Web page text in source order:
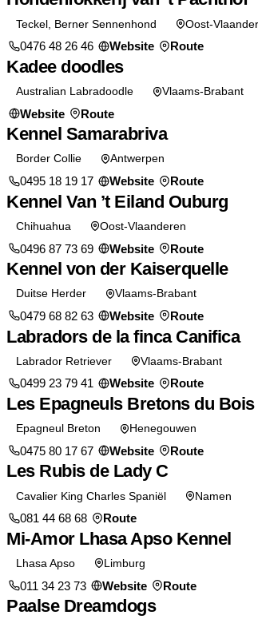
Teckel, Berner Sennenhond Oost-
0476 48 26 46 Website Route
Erkend
Puppy's beschikbaar
Kadee doodles
Australian Labradoodle Vlaams-Brabant
Website Route
Kennel Samarabriva
Border Collie Antwerpen
0495 18 19 17 Website Route
Kennel Van ’t Eiland Ouburg
Chihuahua Oost-Vlaanderen
0496 87 73 69 Website Route
Kennel von der Kaiserquelle
Duitse Herder Vlaams-Brabant
0479 68 82 63 Website Route
Labradors de la finca Canifica
Labrador Retriever Vlaams-Brabant
0499 23 79 41 Website Route
Les Epagneuls Bretons du
Epagneul Breton Henegouwen
0475 80 17 67 Website Route
Les Rubis de Lady C
Cavalier King Charles Spaniël Namen
081 44 68 68 Route
Mi-Amor Lhasa Apso Kennel
Lhasa Apso Limburg
011 34 23 73 Website Route
Paalse Dreamdogs